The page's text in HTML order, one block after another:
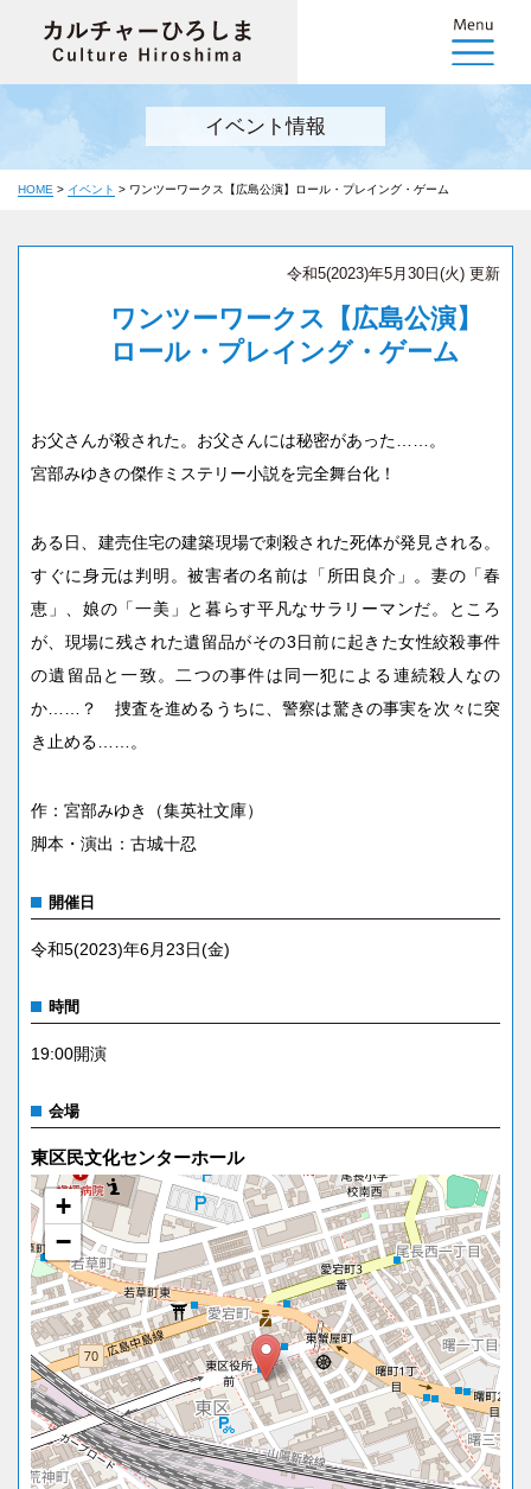
イベント情報
HOME > イベント > ワンツーワークス【広島公演】ロール・プレイング・ゲーム
令和5(2023)年5月30日(火) 更新
ワンツーワークス【広島公演】
ロール・プレイング・ゲーム
お父さんが殺された。お父さんには秘密があった……。
宮部みゆきの傑作ミステリー小説を完全舞台化！
ある日、建売住宅の建築現場で刺殺された死体が発見される。
すぐに身元は判明。被害者の名前は「所田良介」。妻の「春
恵」、娘の「一美」と暮らす平凡なサラリーマンだ。ところ
が、現場に残された遺留品がその3日前に起きた女性絞殺事件
の遺留品と一致。二つの事件は同一犯による連続殺人なの
か……？ 捜査を進めるうちに、警察は驚きの事実を次々に突
き止める……。
作：宮部みゆき（集英社文庫）
脚本・演出：古城十忍
開催日
令和5(2023)年6月23日(金)
時間
19:00開演
会場
東区民文化センターホール
+
−